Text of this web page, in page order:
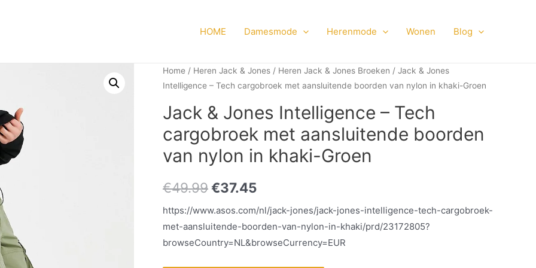
HOME Damesmode Herenmode Wonen Blog
Home / Heren Jack & Jones / Heren Jack & Jones Broeken / Jack & Jones
Intelligence – Tech cargobroek met aansluitende boorden van nylon in khaki-Groen
Jack & Jones Intelligence – Tech
cargobroek met aansluitende boorden
van nylon in khaki-Groen
€49.99€37.45
https://www.asos.com/nl/jack-jones/jack-jones-intelligence-tech-cargobroek-
met-aansluitende-boorden-van-nylon-in-khaki/prd/23172805?
browseCountry=NL&browseCurrency=EUR